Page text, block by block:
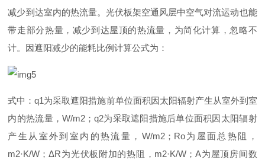
减少到达室内的热流量。光伏板架空通风层中空气对流运动也能
带走部分热量，减少到达屋顶的热流量，为简化计算，忽略不
计。因遮阳减少的能耗比例计算公式为：
式中 ：q1为采取遮阳措施前单位面积因太阳辐射产生从室外到室
内的热流量，W/m2 ；q2为采取遮阳措施后单位面积因太阳辐射
产生从室外到室内的热流量 ， W/m2； Ro为屋面总热阻
，
m2·K/W ；ΔR为光伏板附加的热阻 ， m2·K/W ；A为屋顶房间数